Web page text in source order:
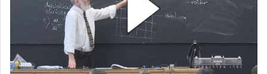
TECHNOLOGY
ECONOMICS
Organization home